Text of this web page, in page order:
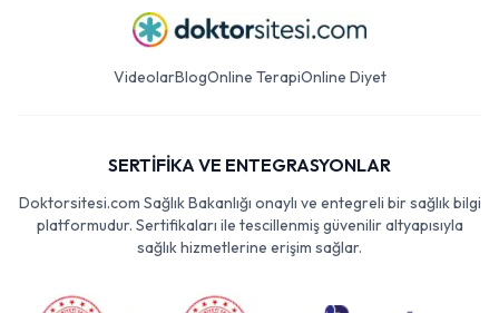
VideolarBlogOnline TerapiOnline Diyet
SERTİFİKA VE ENTEGRASYONLAR
Doktorsitesi.com Sağlık Bakanlığı onaylı ve entegreli bir sağlık bilgi
platformudur. Sertifikaları ile tescillenmiş güvenilir altyapısıyla
sağlık hizmetlerine erişim sağlar.